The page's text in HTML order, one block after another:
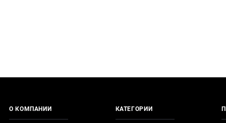
О КОМПАНИИ КАТЕГОРИИ